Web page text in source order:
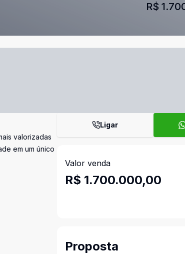
R$
valorizadas
em um único
Ligar
Valor venda
R$ 1.700.000,00
Proposta